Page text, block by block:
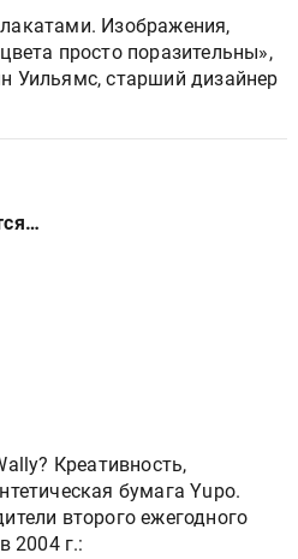
Изображения,
просто поразительны»,
Уильямс, старший дизайнер
Креативность,
бумага Yupo.
второго ежегодного
2004 г.: